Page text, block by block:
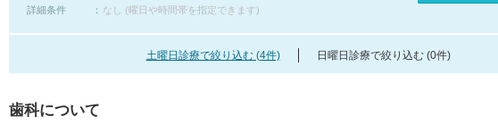
詳細条件
なし (曜日や時間帯を指定できます)
土曜日診療で絞り込む (4件) 日曜日診療で絞り込む (0件)
歯科について